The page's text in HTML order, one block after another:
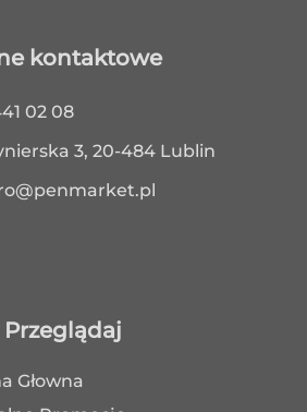
Przeglądaj
Głowna
kontaktowe
02 08
3, 20-484 Lublin